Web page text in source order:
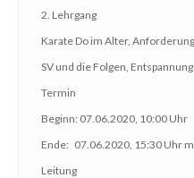
2. Lehrgang
Karate Do im Alter,
SV und die Folgen,
Termin
Beginn: 07.06.2020, 10:00 Uhr
Ende: 07.06.2020, 15:30 Uhr
Leitung